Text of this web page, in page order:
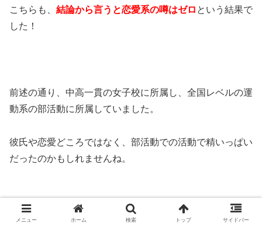
こちらも、 結論から言うと恋愛系の噂はゼロ という結果で
した！
前述の通り、中高一貫の女子校に所属し、全国レベルの運
動系の部活動に所属していました。
彼氏や恋愛どころではなく、部活動での活動で精いっぱい
だったのかもしれませんね。
さらにアイドルや芸能人にとっての鬼門でもある、5chの
メニュー ホーム 検索 トップ サイドバー